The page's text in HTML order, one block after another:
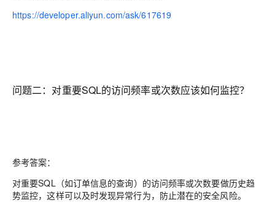
https://developer.aliyun.com/ask/617619
问题二：对重要SQL的访问频率或次数应该如何监控？
参考答案：
对重要SQL（如订单信息的查询）的访问频率或次数要做历史趋
势监控，这样可以及时发现异常行为，防止潜在的安全风险。